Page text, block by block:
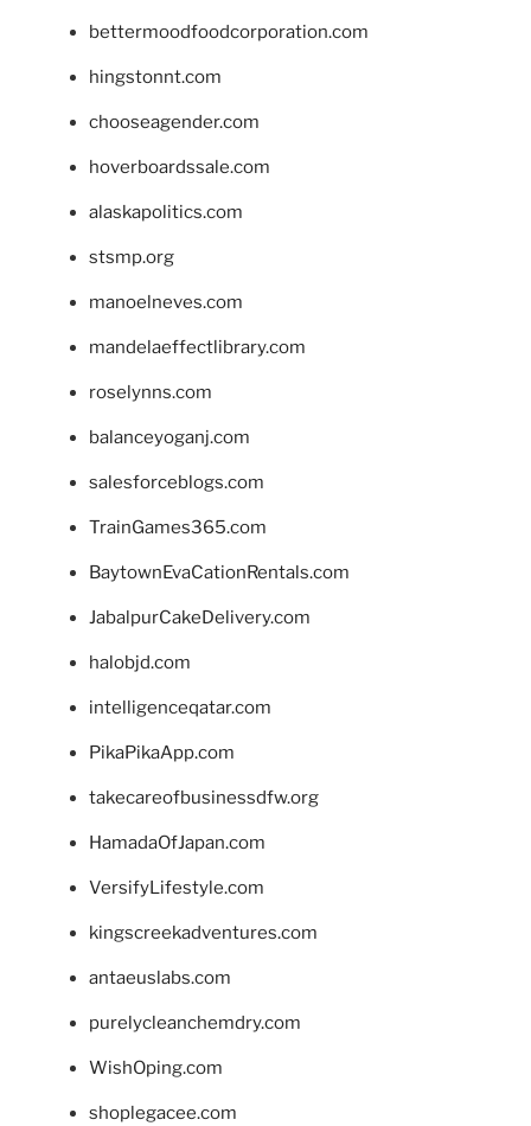
bettermoodfoodcorporation.com
hingstonnt.com
chooseagender.com
hoverboardssale.com
alaskapolitics.com
stsmp.org
manoelneves.com
mandelaeffectlibrary.com
roselynns.com
balanceyoganj.com
salesforceblogs.com
TrainGames365.com
BaytownEvaCationRentals.com
JabalpurCakeDelivery.com
halobjd.com
intelligenceqatar.com
PikaPikaApp.com
takecareofbusinessdfw.org
HamadaOfJapan.com
VersifyLifestyle.com
kingscreekadventures.com
antaeuslabs.com
purelycleanchemdry.com
WishOping.com
shoplegacee.com